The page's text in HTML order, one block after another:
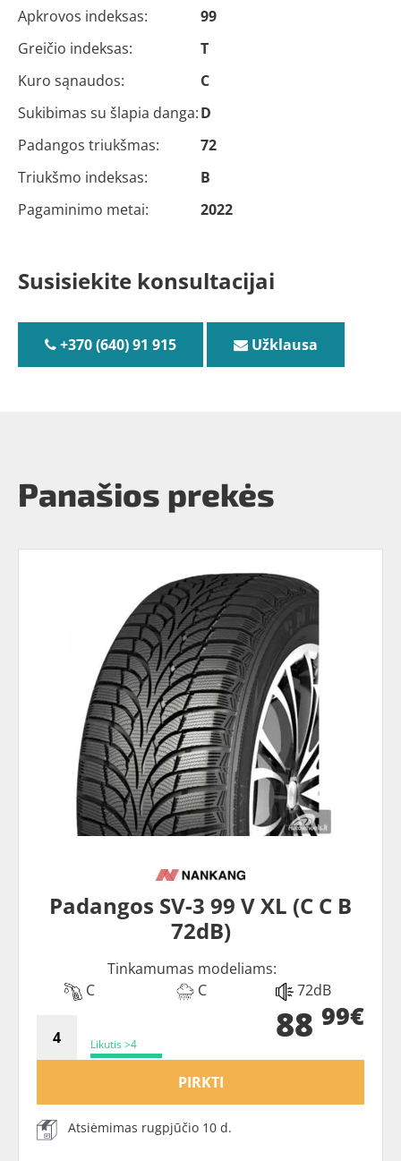
Apkrovos indeksas:
99
Greičio indeksas:
T
Kuro sąnaudos:
C
Sukibimas su šlapia danga:D
Padangos triukšmas:
72
Triukšmo indeksas:
B
Pagaminimo metai:
2022
Susisiekite konsultacijai
+370 (640) 91 915 Užklausa
Panašios prekės
Padangos SV-3 99 V XL (C C B
72dB)
Tinkamumas modeliams:
C
C 72dB
Likutis >4 88 99€
PIRKTI
Atsiėmimas rugpjūčio 10 d.